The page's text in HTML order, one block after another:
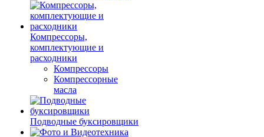
Компрессоры,
комплектующие и
расходники
Компрессоры
Компрессорные
масла
Подводные буксировщики